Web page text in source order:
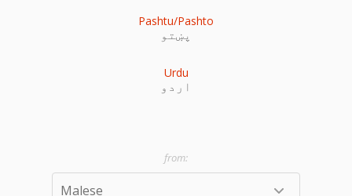
Pashtu/Pashto
پښتو
Urdu
اردو